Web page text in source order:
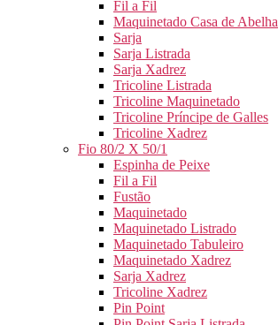
Fil a Fil
Maquinetado Casa de Abelha
Sarja
Sarja Listrada
Sarja Xadrez
Tricoline Listrada
Tricoline Maquinetado
Tricoline Príncipe de Galles
Tricoline Xadrez
Fio 80/2 X 50/1
Espinha de Peixe
Fil a Fil
Fustão
Maquinetado
Maquinetado Listrado
Maquinetado Tabuleiro
Maquinetado Xadrez
Sarja Xadrez
Tricoline Xadrez
Pin Point